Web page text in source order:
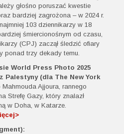
głośno poruszać kwestie
bardziej zagrożona – w 2024 r.
103 dziennikarzy w 18
śmiercionośnym od czasu,
(CPJ) zaczął śledzić ofiary
ponad trzy dekady temu.
World Press Photo 2025
Palestyny (dla The New York
Mahmouda Ajjoura, rannego
Strefę Gazy, który znalazł
w Doha, w Katarze.